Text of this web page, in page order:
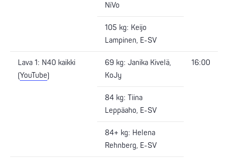
NiVo
105 kg: Keijo
Lampinen, E-SV
Lava 1: N40 kaikki
(YouTube)
69 kg: Janika Kivelä,
KoJy
16:00
84 kg: Tiina
Leppäaho, E-SV
84+ kg: Helena
Rehnberg, E-SV